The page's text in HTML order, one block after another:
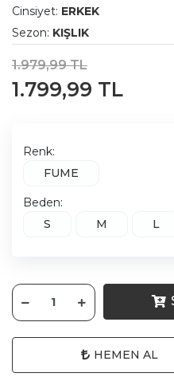
Cinsiyet: ERKEK
Sezon: KIŞLIK
1.979,99 TL
1.799,99 TL
Renk:
FUME
Beden:
S
M L
HEMEN AL